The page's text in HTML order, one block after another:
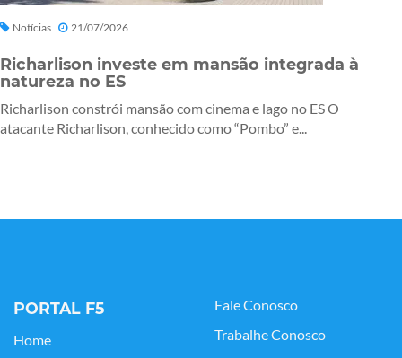
Notícias 21/07/2026
Richarlison investe em mansão integrada à
natureza no ES
Richarlison constrói mansão com cinema e lago no ES O
atacante Richarlison, conhecido como “Pombo” e...
PORTAL F5
Home
Fale Conosco
Trabalhe Conosco